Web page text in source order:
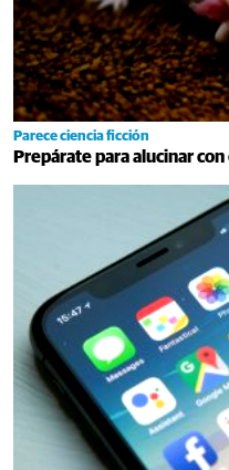
Parece ciencia ficción
Prepárate para alucinar